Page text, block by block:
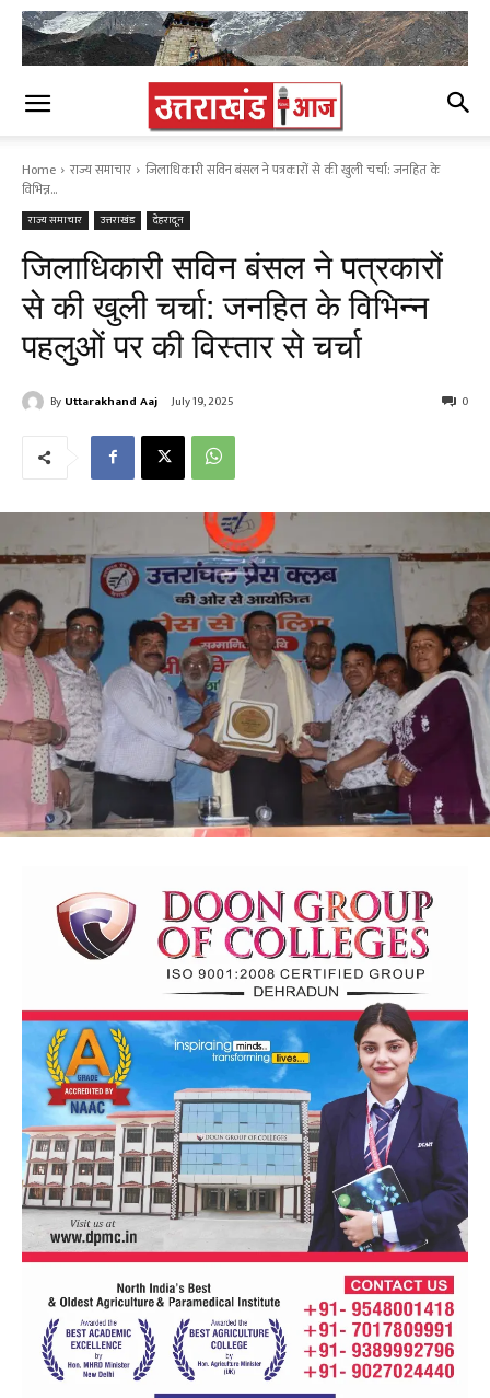
Home राज्य समाचार
जिलाधिकारी सविन बंसल ने पत्रकारों से की खुली चर्चा: जनहित के
विभिन्न...
राज्य समाचार उत्तराखंड देहरादून
जिलाधिकारी सविन बंसल ने पत्रकारों
से की खुली चर्चा: जनहित के विभिन्न
पहलुओं पर की विस्तार से चर्चा
By Uttarakhand Aaj July 19, 2025 0